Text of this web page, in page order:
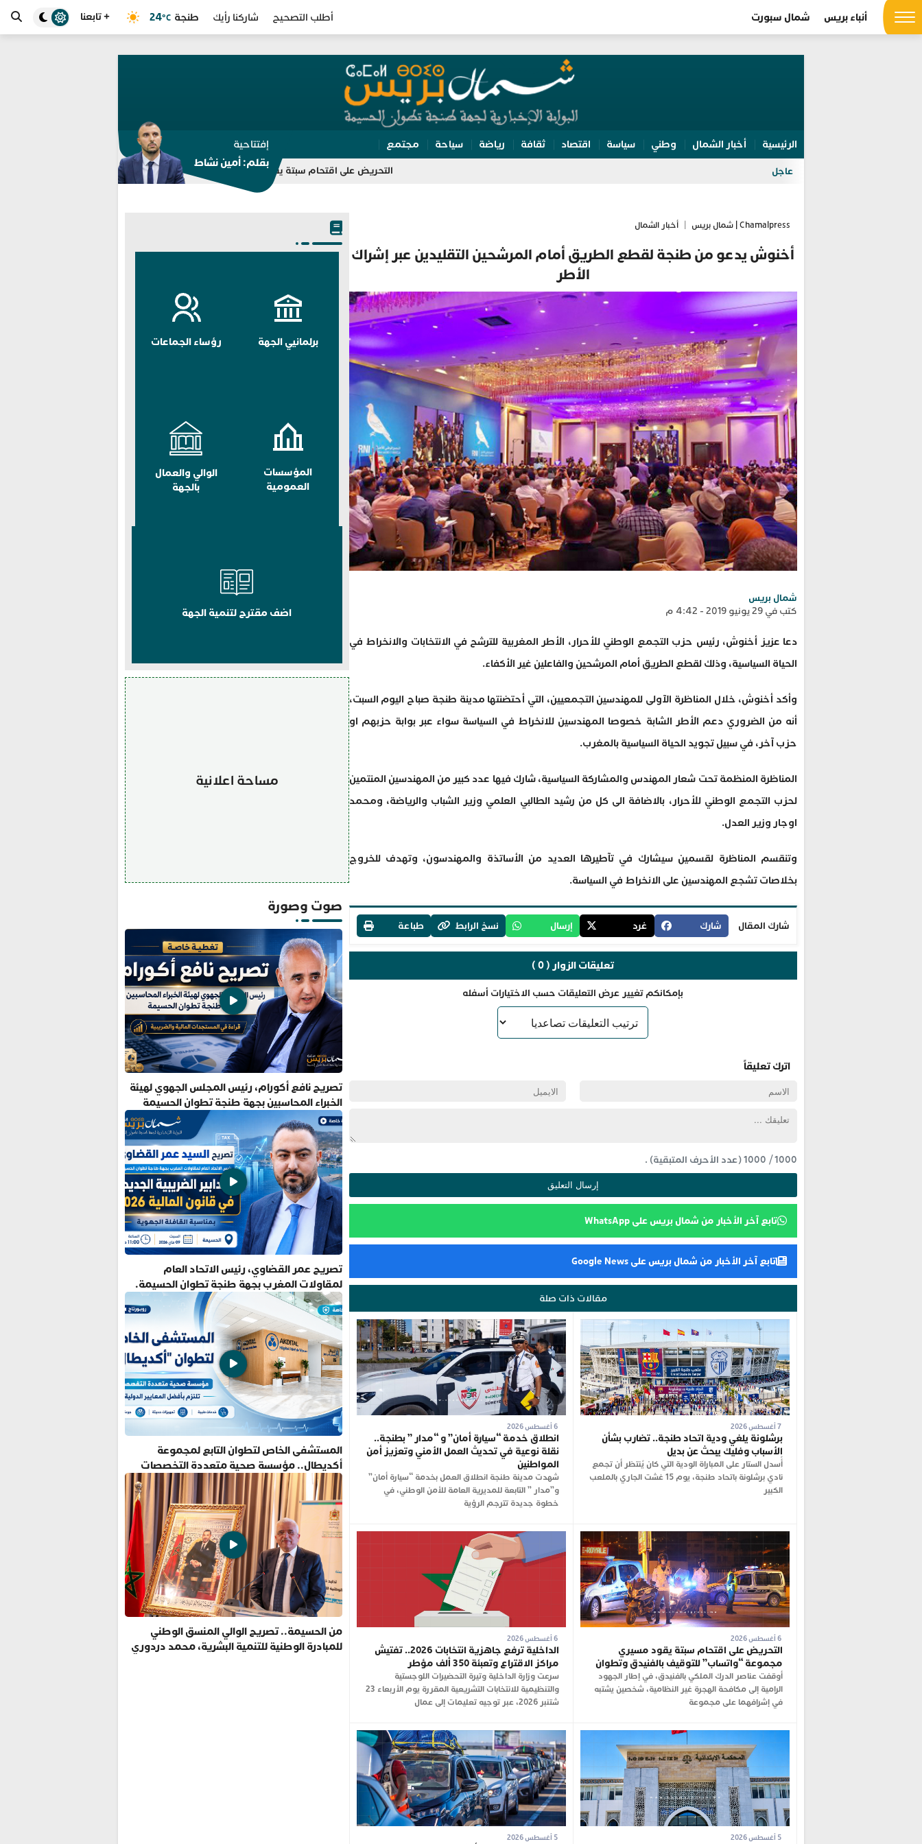
أنباء بريس شمال سبورت أطلب التصحيح شاركنا رأيك طنجة 24 °C + تابعنا
الرئيسية أخبار الشمال وطني سياسة اقتصاد ثقافة رياضة سياحة مجتمع
عاجل التحريض على اقتحام سبتة يقود مسيري مجموعة “واتساب” للتوقيف بالفنيدق وتطوان
إفتتاحية
بقلم: أمين نشاط
Chamalpress | شمال بريس أخبار الشمال
أخنوش يدعو من طنجة لقطع الطريق أمام المرشحين التقليدين عبر إشراك
الأطر
شمال بريس
كتب في 29 يونيو 2019 - 4:42 م
دعا عزيز أخنوش، رئيس حزب التجمع الوطني للأحرار، الأطر المغربية للترشح في الانتخابات والانخراط في
الحياة السياسية، وذلك لقطع الطريق أمام المرشحين والفاعلين غير الأكفاء.
وأكد أخنوش، خلال المناظرة الآولى للمهندسين التجمعيين، التي أحتضنتها مدينة طنجة صباح اليوم السبت،
أنه من الضروري دعم الأطر الشابة خصوصا المهندسين للانخراط في السياسة سواء عبر بوابة حزبهم او
حزب آخر، في سبيل تجويد الحياة السياسية بالمغرب.
المناظرة المنظمة تحت شعار المهندس والمشاركة السياسية، شارك فيها عدد كبير من المهندسين المنتمين
لحزب التجمع الوطني للأحرار، بالاضافة الى كل من رشيد الطالبي العلمي وزير الشباب والرياضة، ومحمد
اوجار وزير العدل.
وتنقسم المناظرة لقسمين سيشارك في تآطيرها العديد من الأساتذة والمهندسون، وتهدف للخروج
بخلاصات تشجع المهندسين على الانخراط في السياسة.
شارك المقال شارك غرد إرسال نسخ الرابط طباعة
تعليقات الزوار ( 0 )
بإمكانكم تغيير عرض التعليقات حسب الاختيارات أسفله
اترك تعليقاً
1000
/
1000(عدد الأحرف المتبقية) .
تابع آخر الأخبار من شمال بريس على WhatsApp
تابع آخر الأخبار من شمال بريس على Google News
مقالات ذات صلة
برشلونة يلغي ودية اتحاد طنجة.. تضارب بشأن
الأسباب وفليك يبحث عن بديل
أُسدل الستار على المباراة الودية التي كان يُنتظر أن تجمع
نادي برشلونة باتحاد طنجة، يوم 15 غشت الجاري بالملعب
الكبير
6 أغسطس 2026
انطلاق خدمة “سيارة أمان” و “مدار ” بطنجة..
نقلة نوعية في تحديث العمل الأمني وتعزيز أمن
المواطنين
شهدت مدينة طنجة انطلاق العمل بخدمة “سيارة أمان”
و”مدار ” التابعة للمديرية العامة للأمن الوطني، في
خطوة جديدة تترجم الرؤية
التحريض على اقتحام سبتة يقود مسيري
مجموعة “واتساب” للتوقيف بالفنيدق وتطوان
أوقفت عناصر الدرك الملكي بالفنيدق، في إطار الجهود
الرامية إلى مكافحة الهجرة غير النظامية، شخصين يشتبه
في إشرافهما على مجموعة
6 أغسطس 2026
الداخلية ترفع جاهزية انتخابات 2026.. تفتيش
مراكز الاقتراع وتعبئة 350 ألف مؤطر
سرعت وزارة الداخلية وتيرة التحضيرات اللوجستية
والتنظيمية للانتخابات التشريعية المقررة يوم الأربعاء 23
شتنبر 2026، عبر توجيه تعليمات إلى عمال
5 أغسطس 2026
برلمانيي الجهة رؤساء الجماعات
المؤسسات
العمومية
الوالي والعمال
بالجهة
اضف مقترح لتنمية الجهة
مساحة اعلانية
صوت وصورة
تصريح نافع أكورام، رئيس المجلس الجهوي لهيئة
الخبراء المحاسبين بجهة طنجة تطوان الحسيمة
تصريح عمر القضاوي، رئيس الاتحاد العام
لمقاولات المغرب بجهة طنجة تطوان الحسيمة.
المستشفى الخاص لتطوان التابع لمجموعة
أكديطال.. مؤسسة صحية متعددة التخصصات
تلتزم بأفضل المعايير الدولية
من الحسيمة.. تصريح الوالي المنسق الوطني
للمبادرة الوطنية للتنمية البشرية، محمد دردوري